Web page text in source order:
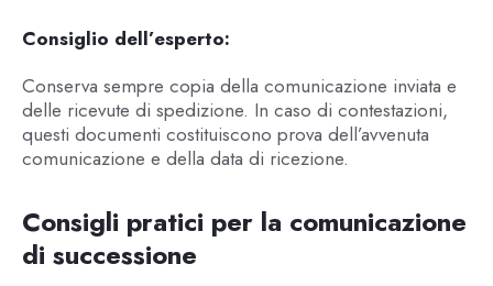
Consiglio dell’esperto:
Conserva sempre copia della comunicazione inviata e
delle ricevute di spedizione. In caso di contestazioni,
questi documenti costituiscono prova dell’avvenuta
comunicazione e della data di ricezione.
Consigli pratici per la comunicazione
di successione